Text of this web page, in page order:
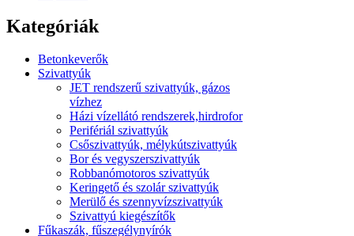
Kategóriák
Betonkeverők
Szivattyúk
JET rendszerű szivattyúk, gázos
vízhez
Házi vízellátó rendszerek,hirdrofor
Perifériál szivattyúk
Csőszivattyúk, mélykútszivattyúk
Bor és vegyszerszivattyúk
Robbanómotoros szivattyúk
Keringető és szolár szivattyúk
Merülő és szennyvízszivattyúk
Szivattyú kiegészítők
Fűkaszák, fűszegélynyírók